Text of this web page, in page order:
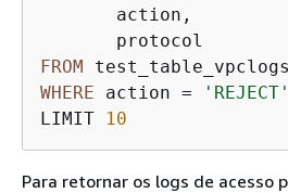
       action,
FROM
WHERE action = 'REJECT'
LIMIT
10
Para retornar os logs de acesso